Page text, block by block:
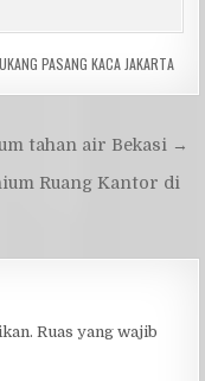
PASANG KACA JAKARTA
tahan air Bekasi →
Ruang Kantor di
Ruas yang wajib